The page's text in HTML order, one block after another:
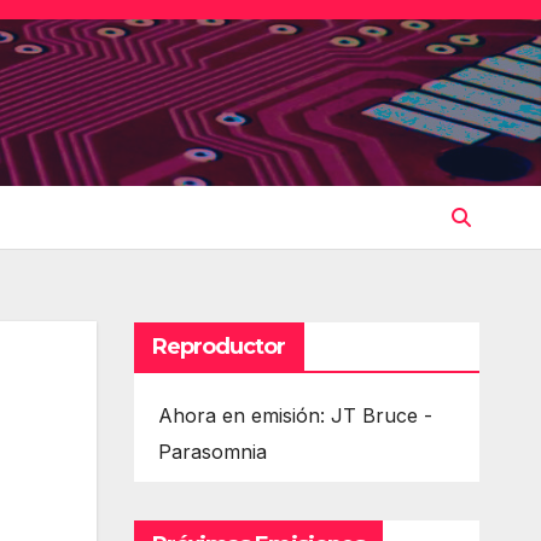
Reproductor
Ahora en emisión: JT Bruce -
Parasomnia